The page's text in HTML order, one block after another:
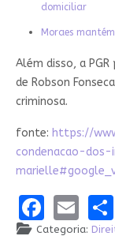
domiciliar
Moraes
Além disso, a
de Robson
criminosa.
fonte: https://
condenacao-
Categoria: